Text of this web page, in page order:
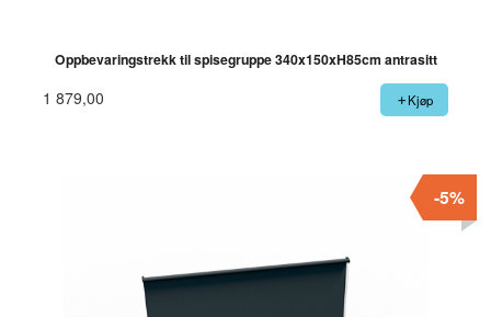
Oppbevaringstrekk til spisegruppe 340x150xH85cm antrasitt
1 879,00 Kjøp
-5%